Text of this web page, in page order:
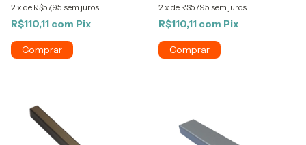
2 x de R$57,95 sem juros
R$110,11 com Pix
2 x de R$57,95 sem juros
R$110,11 com Pix